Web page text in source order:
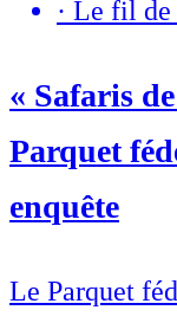
· Le fil
« Safaris
Parquet
enquête
Le Parquet